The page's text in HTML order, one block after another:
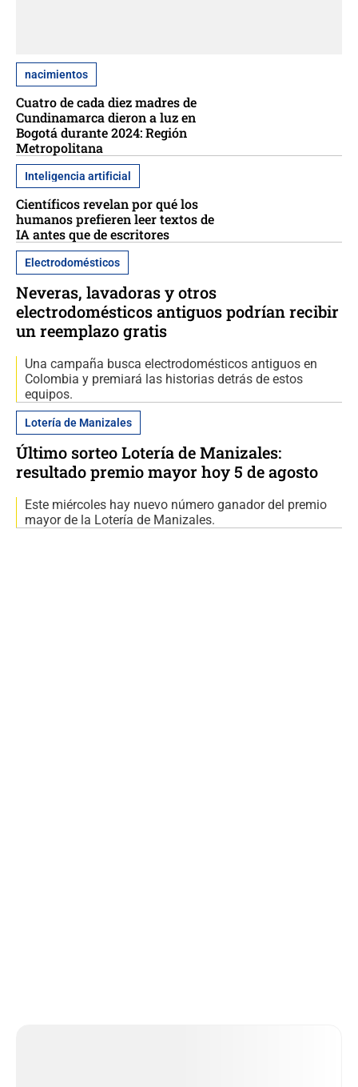
nacimientos
Cuatro de cada diez madres de
Cundinamarca dieron a luz en
Bogotá durante 2024: Región
Metropolitana
Inteligencia artificial
Científicos revelan por qué los
humanos prefieren leer textos de
IA antes que de escritores
Electrodomésticos
Neveras, lavadoras y otros
electrodomésticos antiguos podrían recibir
un reemplazo gratis
Una campaña busca electrodomésticos antiguos en
Colombia y premiará las historias detrás de estos
equipos.
Lotería de Manizales
Último sorteo Lotería de Manizales:
resultado premio mayor hoy 5 de agosto
Este miércoles hay nuevo número ganador del premio
mayor de la Lotería de Manizales.